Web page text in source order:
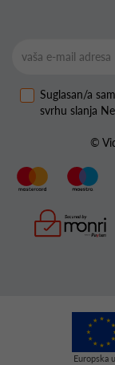
Suglasan/a
svrhu slanja
©